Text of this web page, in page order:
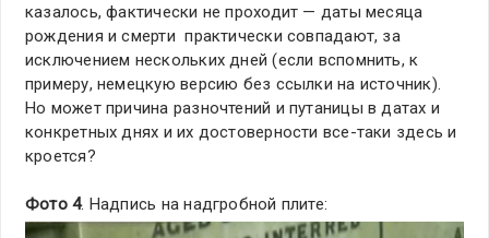
казалось, фактически не проходит — даты месяца
рождения и смерти практически совпадают, за
исключением нескольких дней (если вспомнить, к
примеру, немецкую версию без ссылки на источник).
Но может причина разночтений и путаницы в датах и
конкретных днях и их достоверности все-таки здесь и
кроется?
Фото 4. Надпись на надгробной плите: